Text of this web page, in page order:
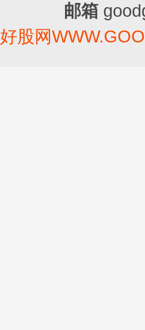
邮箱
好股网